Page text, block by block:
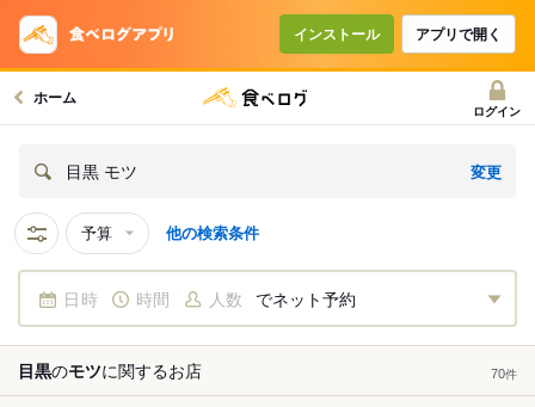
インストール アプリで開く
ホーム
ログイン
目黒 モツ 変更
予算 他の検索条件
日時 時間 人数 でネット予約
目黒のモツに関するお店 70件